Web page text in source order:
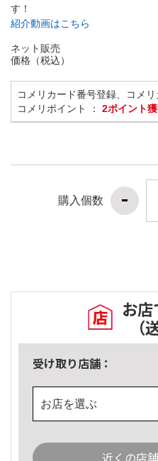
す！
紹介動画はこちら
ネット販売
価格（税込）
コメリカード番号登録、コメ
コメリポイント ： 2ポイント
購入個数
お
（
受け取り店舗：
お店を選ぶ